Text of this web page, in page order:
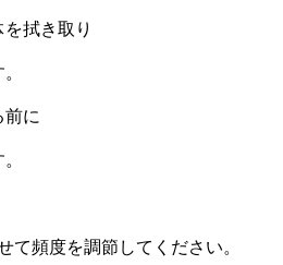
拭き取り
に
て頻度を調節してください。